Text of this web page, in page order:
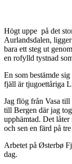
Högt uppe på det
Aurlandsdalen,
bara ett steg ut
en rofylld tystnad
En som bestämde
fjäll är tjugoettåriga
Jag flög från Vasa
till Bergen där jag
upphämtad. Det
och sen en färd på
Arbetet på Østerbø
dag.